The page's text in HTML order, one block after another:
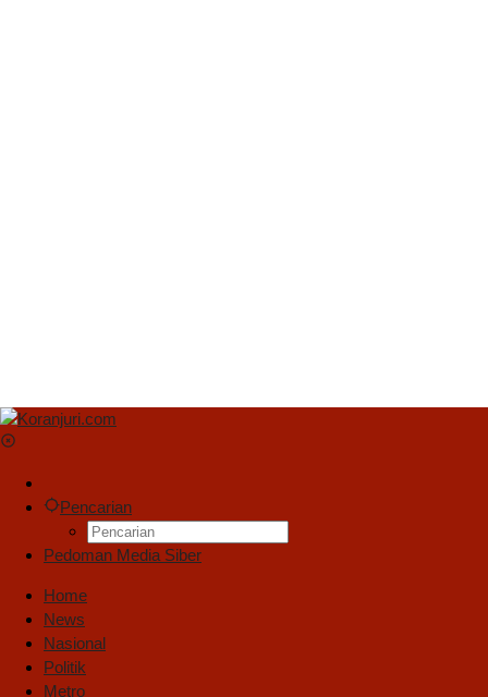
Pencarian
Pedoman Media Siber
Home
News
Nasional
Politik
Metro